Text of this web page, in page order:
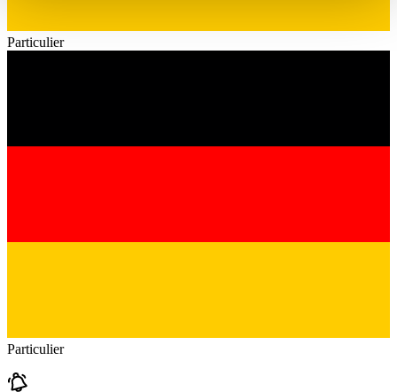
gesammelt haben.
Particulier
Particulier